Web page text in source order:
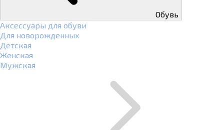
Обувь
Аксессуары для обуви
Для новорожденных
Детская
Женская
Мужская